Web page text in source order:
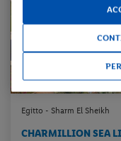
Egitto - Sharm El Sheikh
CHARMILLION SEA